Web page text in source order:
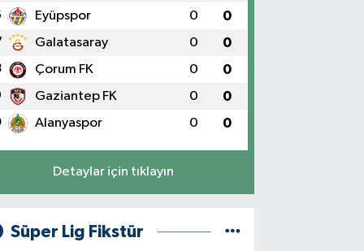
Eyüpspor 0 0
Galatasaray 0 0
Çorum FK 0 0
Gaziantep FK 0 0
Alanyaspor 0 0
Detaylar için tıklayın
Süper Lig Fikstür